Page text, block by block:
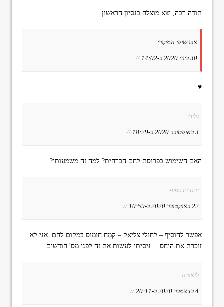
תודה רבה, יצא מוצלח בנסיון הראשון.
אבו שוקי המקורי
30 ביוני 2020 ב-14:02 //
♥️
גלית
3 באוקטובר 2020 ב-18:29 //
האם השימוש בפרוסת לחם הכרחית? למה זה משמעותי?
יהודית כפיף
22 באוקטובר 2020 ב-10:59 //
אפשר להוסיף – לחולי צליאק – קמח חומוס במקום לחם. אני לא
זוכרת את היחס… ניסיתי לעשות את זה לפני מס' חודשים…
ליאורה
4 בדצמבר 2020 ב-20:11 //